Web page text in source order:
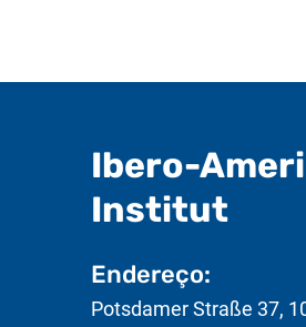
Ibero-
Institut-
Endereço:
Potsdamer Straße 37,